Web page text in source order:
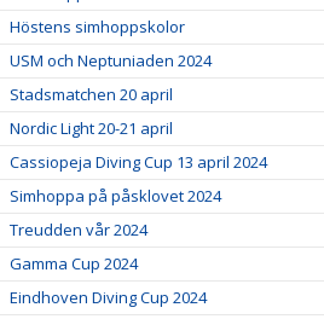
Höstens simhoppskolor
USM och Neptuniaden 2024
Stadsmatchen 20 april
Nordic Light 20-21 april
Cassiopeja Diving Cup 13 april 2024
Simhoppa på påsklovet 2024
Treudden vår 2024
Gamma Cup 2024
Eindhoven Diving Cup 2024